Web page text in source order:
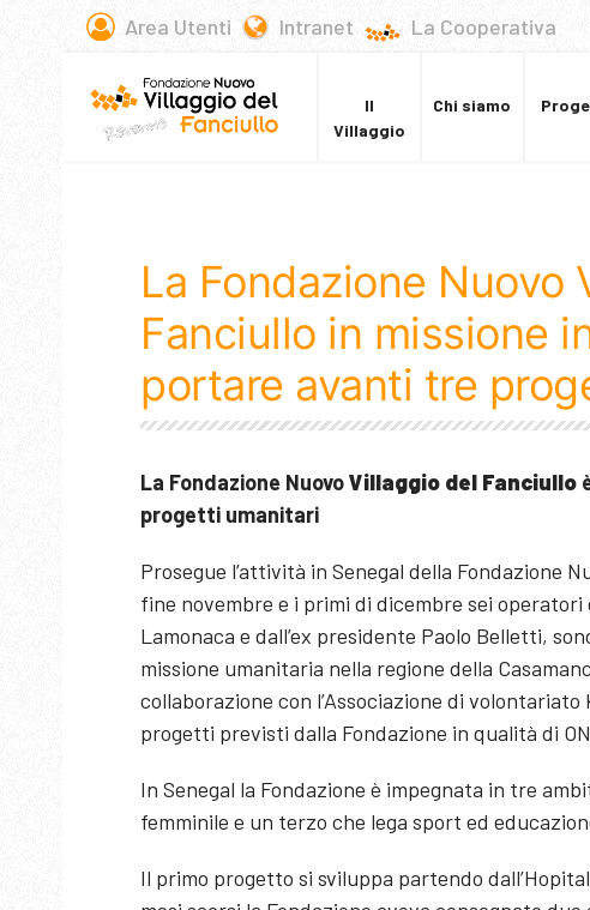
Area Utenti Intranet La Cooperativa
Il
Villaggio
Chi siamo
La Fondazione Nuovo
Fanciullo in missione
portare avanti tre
La Fondazione NuovoVillaggio del Fanciullo
progetti umanitari
Prosegue l’attività in Senegal della Fondazione
fine novembre e i primi di dicembre sei
Lamonaca e dall’ex presidente Paolo Belletti,
missione umanitaria nella regione della
collaborazione con l’Associazione di
progetti previsti dalla Fondazione in qualità di
In Senegal la Fondazione è impegnata in tre
femminile e un terzo che lega sport ed
Il primo progetto si sviluppa partendo